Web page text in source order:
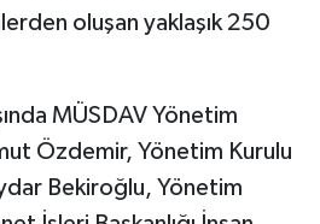
oluşan yaklaşık 250
MÜSDAV Yönetim
Özdemir, Yönetim Kurulu
Bekiroğlu, Yönetim